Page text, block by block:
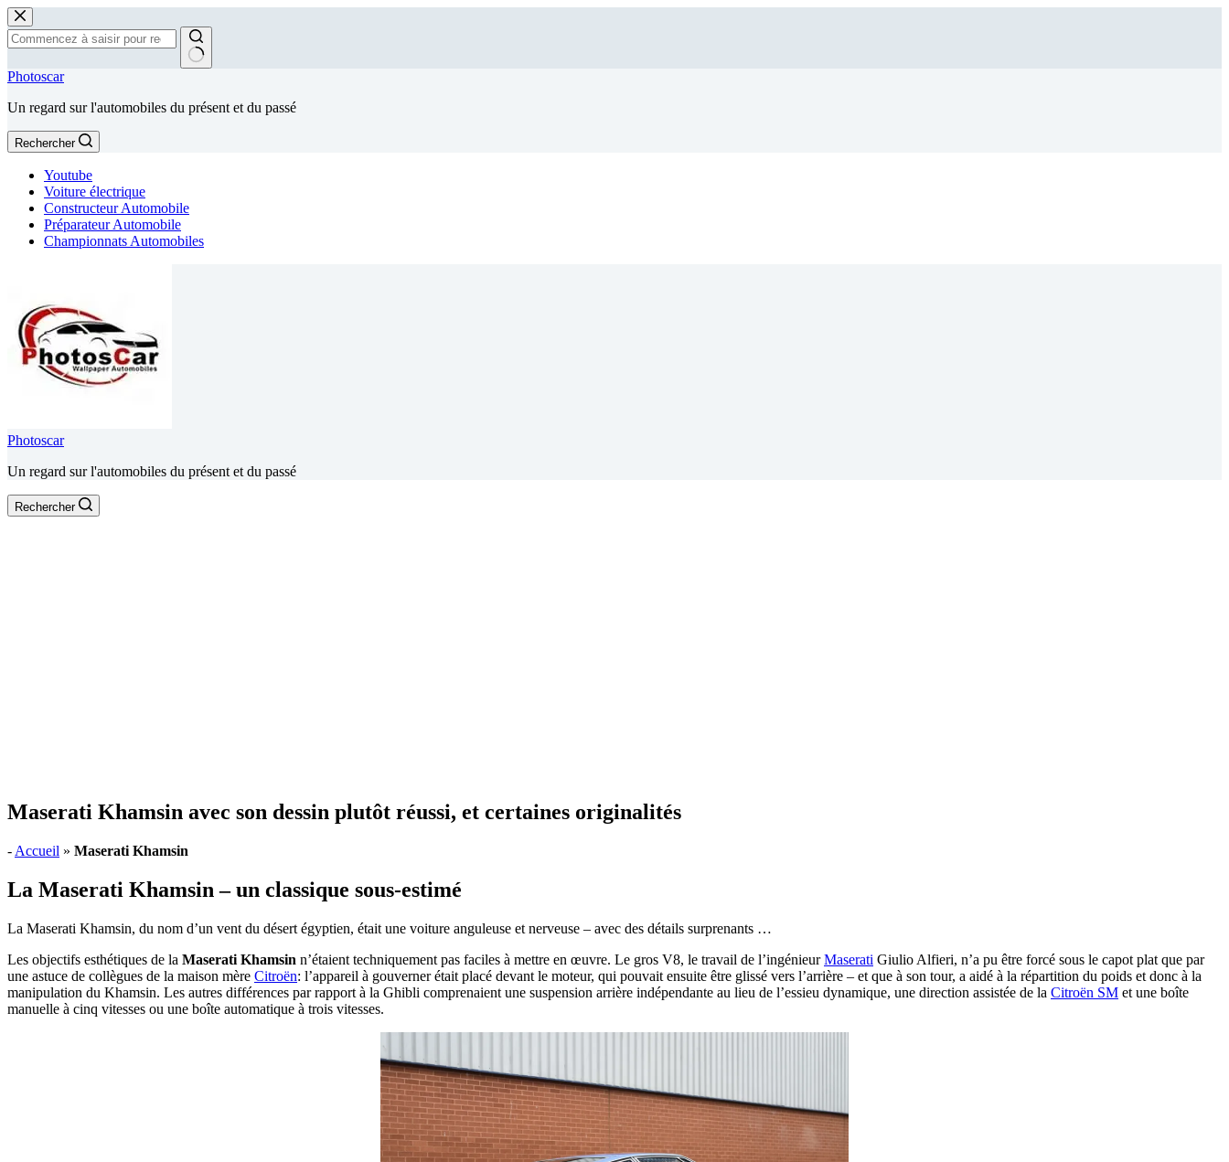
Passer
au
contenu
Aucun
Photoscar
Un regard sur l'automobiles du présent et du passé
Rechercher
Youtube
Voiture électrique
Constructeur Automobile
Préparateur Automobile
Championnats Automobiles
Photoscar
Un regard sur l'automobiles du présent et du passé
Rechercher
Maserati Khamsin avec son dessin plutôt réussi, et certaines originalités
- Accueil » Maserati Khamsin
La Maserati Khamsin – un classique sous-estimé
La Maserati Khamsin, du nom d’un vent du désert égyptien, était une voiture anguleuse et nerveuse – avec des détails surprenants …
Les objectifs esthétiques de la Maserati Khamsin n’étaient techniquement pas faciles à mettre en œuvre. Le gros V8, le travail de l’ingénieurMaserati Giulio Alfieri, n’a pu être forcé sous le capot plat que par
une astuce de collègues de la maison mère Citroën: l’appareil à gouverner était placé devant le moteur, qui pouvait ensuite être glissé vers l’arrière – et que à son tour, a aidé à la répartition du poids et donc à la
manipulation du Khamsin. Les autres différences par rapport à la Ghibli comprenaient une suspension arrière indépendante au lieu de l’essieu dynamique, une direction assistée de la Citroën SM et une boîte
manuelle à cinq vitesses ou une boîte automatique à trois vitesses.